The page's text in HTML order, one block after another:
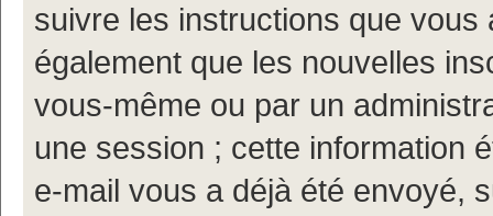
suivre les instructions que
également que les nouvelles
vous-même ou par un
une session ; cette information
e-mail vous a déjà été envoyé,